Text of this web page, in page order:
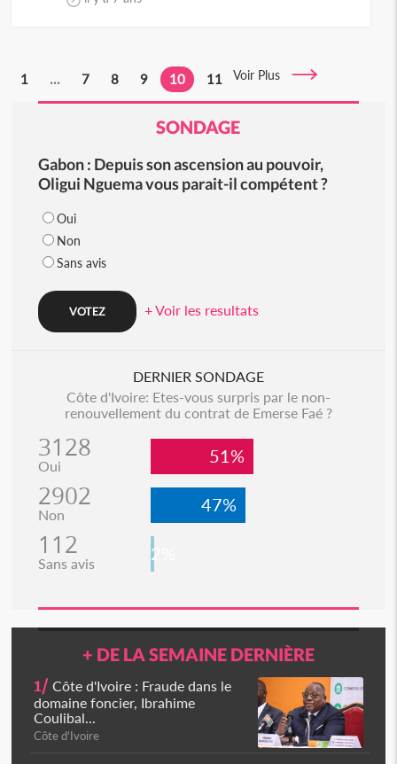
1 ... 7 8 9 10 11 Voir Plus
SONDAGE
Gabon : Depuis son ascension au pouvoir,
Oligui Nguema vous parait-il compétent ?
Oui
Non
Sans avis
+ Voir les resultats
DERNIER SONDAGE
Côte d'Ivoire: Etes-vous surpris par le non-
renouvellement du contrat de Emerse Faé ?
3128
Oui 51%
2902
Non 47%
112
Sans avis 2%
+ DE LA SEMAINE DERNIÈRE
1/ Côte d'Ivoire : Fraude dans le
domaine foncier, Ibrahime
Coulibal...
Côte d'Ivoire